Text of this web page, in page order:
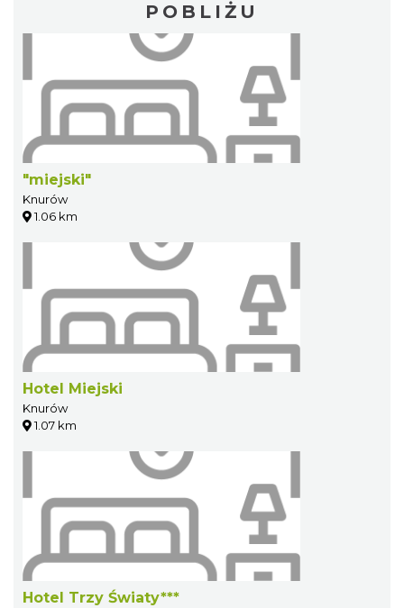
POBLIŻU
"miejski"
Knurów
1.06 km
Hotel Miejski
Knurów
1.07 km
Hotel Trzy Światy***